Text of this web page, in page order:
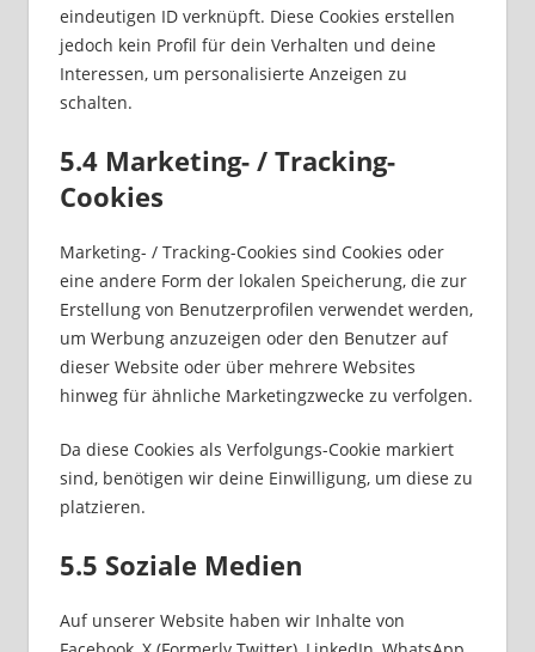
eindeutigen ID verknüpft. Diese Cookies erstellen
jedoch kein Profil für dein Verhalten und deine
Interessen, um personalisierte Anzeigen zu
schalten.
5.4 Marketing- / Tracking-
Cookies
Marketing- / Tracking-Cookies sind Cookies oder
eine andere Form der lokalen Speicherung, die zur
Erstellung von Benutzerprofilen verwendet werden,
um Werbung anzuzeigen oder den Benutzer auf
dieser Website oder über mehrere Websites
hinweg für ähnliche Marketingzwecke zu verfolgen.
Da diese Cookies als Verfolgungs-Cookie markiert
sind, benötigen wir deine Einwilligung, um diese zu
platzieren.
5.5 Soziale Medien
Auf unserer Website haben wir Inhalte von